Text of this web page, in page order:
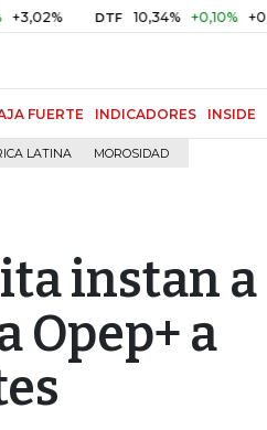
DTF 10,34% +0,10% +0,98%
FUERTE INDICADORES INSIDE
LATINA MOROSIDAD
instan a
Opep+ a